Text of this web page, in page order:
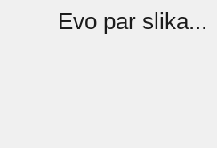
Evo par slika...